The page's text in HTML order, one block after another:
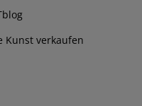
Kunst verkaufen